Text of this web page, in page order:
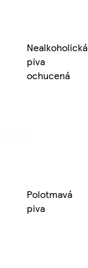
Nealkoholická
piva
ochucená
Polotmavá
piva